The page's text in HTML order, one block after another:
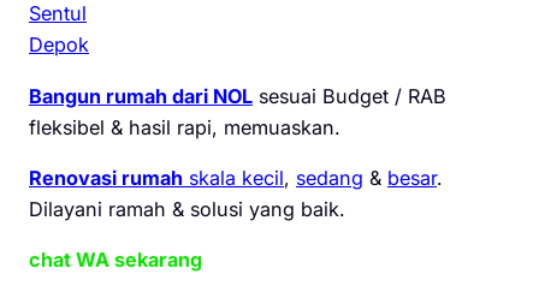
Sentul
Depok
Bangun rumah dari NOL sesuai Budget / RAB
fleksibel & hasil rapi, memuaskan.
Renovasi rumah skala kecil, sedang & besar.
Dilayani ramah & solusi yang baik.
chat WA sekarang